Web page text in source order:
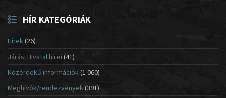
HÍR KATEGÓRIÁK
Hírek(26)
Járási Hivatal hírei (41)
Közérdekű információk(1 060)
Meghívók/rendezvények (391)